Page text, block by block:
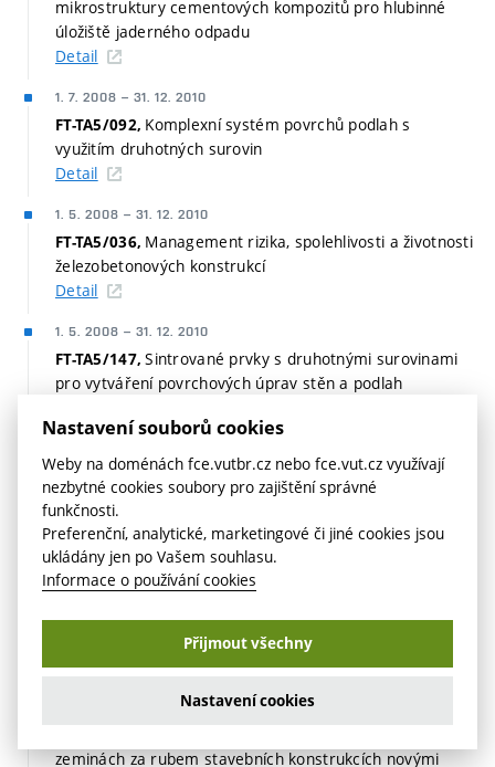
mikrostruktury cementových kompozitů pro hlubinné
úložiště jaderného odpadu
Detail
1. 7. 2008 – 31. 12. 2010
FT-TA5/092, Komplexní systém povrchů podlah s
využitím druhotných surovin
Detail
1. 5. 2008 – 31. 12. 2010
FT-TA5/036, Management rizika, spolehlivosti a životnosti
železobetonových konstrukcí
Detail
1. 5. 2008 – 31. 12. 2010
FT-TA5/147,Sintrované prvky s druhotnými surovinami
pro vytváření povrchových úprav stěn a podlah
FT-TA4/013,Výzkum a vývoj speciálních plynotěsných
hydroizolačních nátěrů a stěrek proti průniku ekologicky
nebezpečných látek.
Detail
6. 3. 2006–31. 12. 2007
Programy dalšího profesního vzdělávání ve stavebnictví
Detail
31. 12. 2008
zeminách za rubem stavebních konstrukcích novými
Nastavení souborů cookies
Weby na doménách fce.vutbr.cz nebo fce.vut.cz využívají
nezbytné cookies soubory pro zajištění správné
funkčnosti.
Preferenční, analytické, marketingové či jiné cookies jsou
ukládány jen po Vašem souhlasu.
Informace o používání cookies
Přijmout všechny
Nastavení cookies